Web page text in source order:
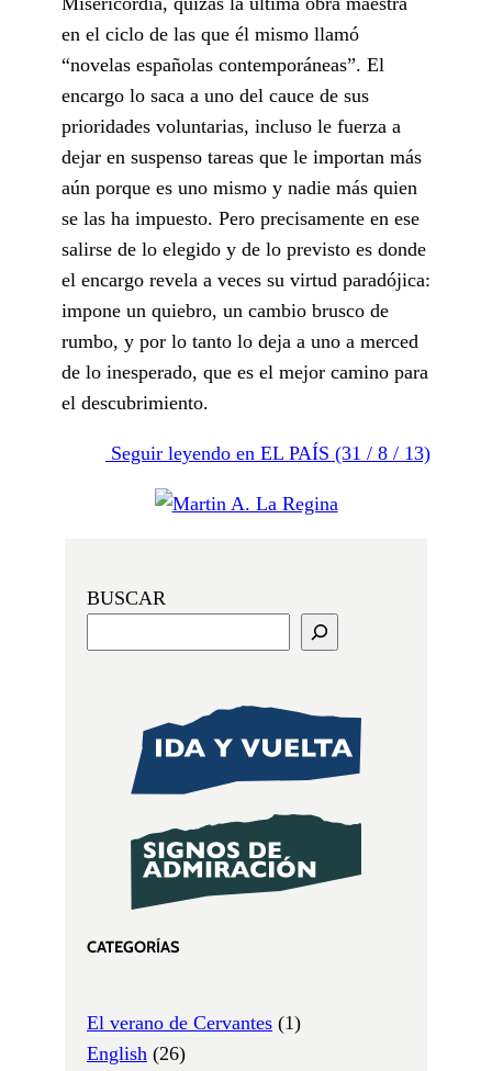
en el ciclo de las que él mismo llamó
“novelas españolas contemporáneas”. El
encargo lo saca a uno del cauce de sus
prioridades voluntarias, incluso le fuerza a
dejar en suspenso tareas que le importan más
aún porque es uno mismo y nadie más quien
se las ha impuesto. Pero precisamente en ese
salirse de lo elegido y de lo previsto es donde
el encargo revela a veces su virtud paradójica:
impone un quiebro, un cambio brusco de
rumbo, y por lo tanto lo deja a uno a merced
de lo inesperado, que es el mejor camino para
el descubrimiento.
Seguir leyendo en EL PAÍS (31 / 8 / 13)
BUSCAR
CATEGORÍAS
El verano de Cervantes (1)
English (26)